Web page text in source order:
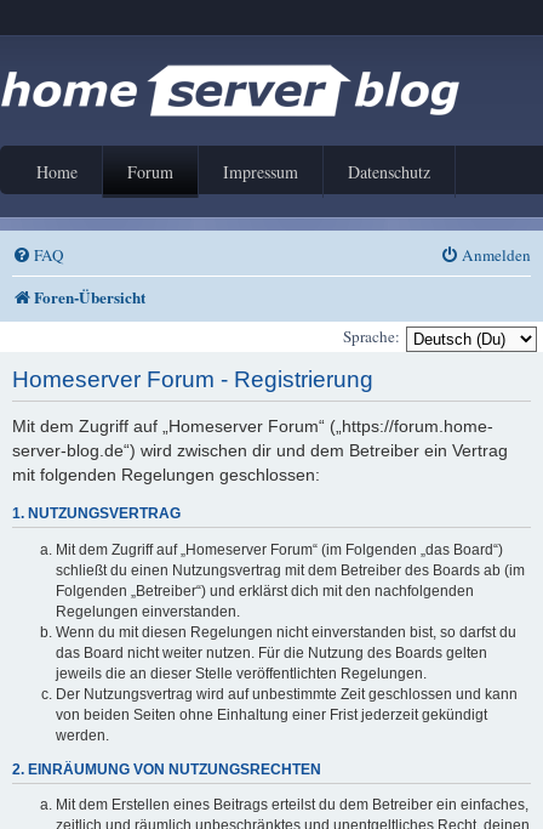
Home Forum Impressum Datenschutz
FAQ Anmelden
Foren-Übersicht
Sprache:
Homeserver Forum - Registrierung
Mit dem Zugriff auf „Homeserver Forum“ („https://forum.home-
server-blog.de“) wird zwischen dir und dem Betreiber ein Vertrag
mit folgenden Regelungen geschlossen:
1. NUTZUNGSVERTRAG
Mit dem Zugriff auf „Homeserver Forum“ (im Folgenden „das Board“)
schließt du einen Nutzungsvertrag mit dem Betreiber des Boards ab (im
Folgenden „Betreiber“) und erklärst dich mit den nachfolgenden
Regelungen einverstanden.
Wenn du mit diesen Regelungen nicht einverstanden bist, so darfst du
das Board nicht weiter nutzen. Für die Nutzung des Boards gelten
jeweils die an dieser Stelle veröffentlichten Regelungen.
Der Nutzungsvertrag wird auf unbestimmte Zeit geschlossen und kann
von beiden Seiten ohne Einhaltung einer Frist jederzeit gekündigt
werden.
2. EINRÄUMUNG VON NUTZUNGSRECHTEN
Mit dem Erstellen eines Beitrags erteilst du dem Betreiber ein einfaches,
zeitlich und räumlich unbeschränktes und unentgeltliches Recht, deinen